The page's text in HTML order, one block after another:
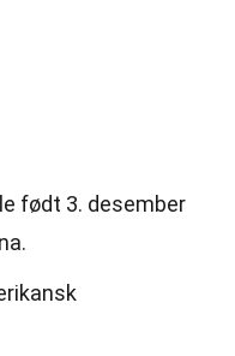
født 3. desember